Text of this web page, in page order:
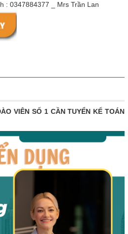
: 0347884377 _ Mrs Trần Lan
VIÊN SỐ 1 CẦN TUYỂN KẾ TOÁN